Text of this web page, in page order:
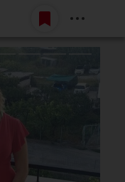
Belépés